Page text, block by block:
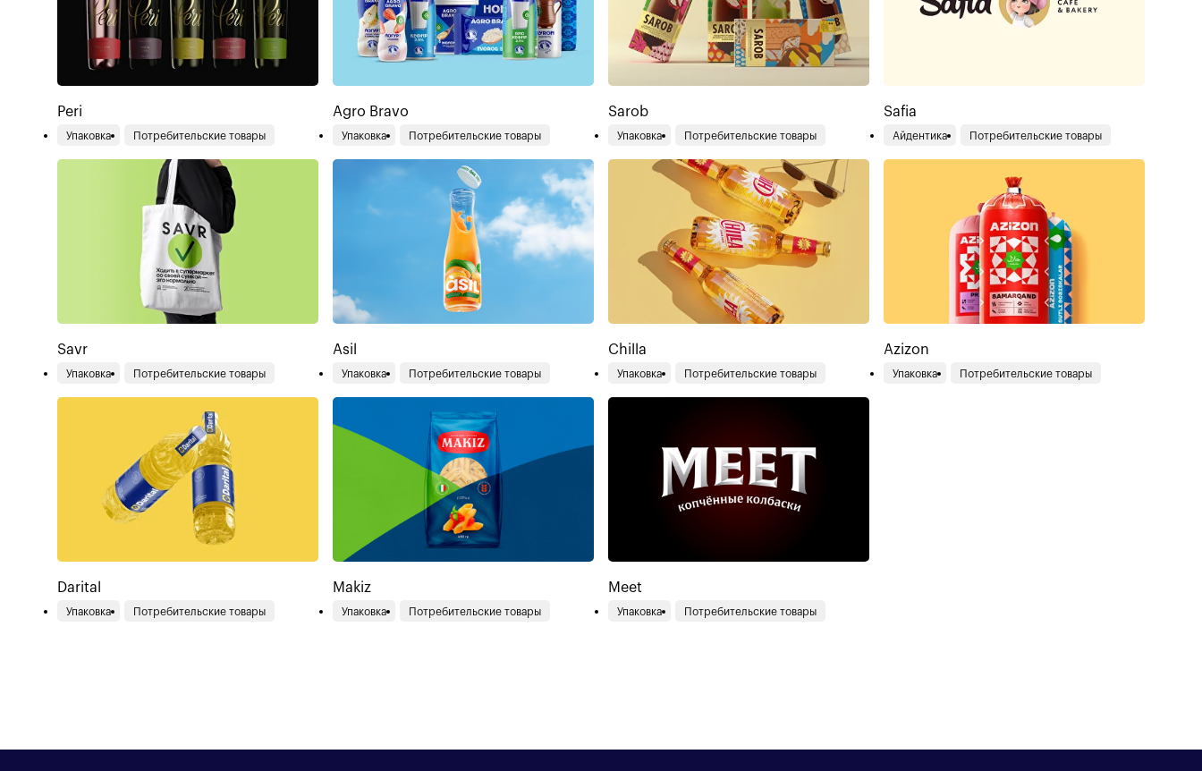
Peri
Упаковка Потребительские товары
Agro Bravo
Упаковка Потребительские товары
Sarob
Упаковка Потребительские товары
Safia
Айдентика Потребительские товары
Savr
Упаковка Потребительские товары
Asil
Упаковка Потребительские товары
Chilla
Упаковка Потребительские товары
Azizon
Упаковка Потребительские товары
Darital
Упаковка Потребительские товары
Makiz
Упаковка Потребительские товары
Meet
Упаковка Потребительские товары